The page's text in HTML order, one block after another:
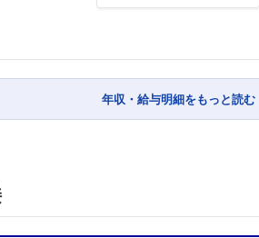
年収・給与明細をもっと読む